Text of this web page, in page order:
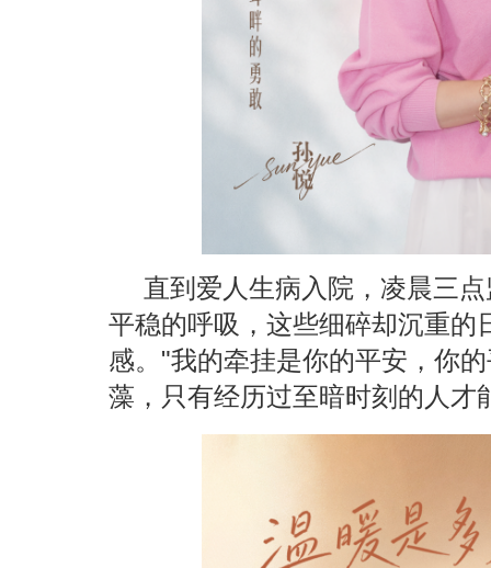
直到爱人生病入院，凌晨三
平稳的呼吸，这些细碎却沉重的
感。"我的牵挂是你的平安，你
藻，只有经历过至暗时刻的人才